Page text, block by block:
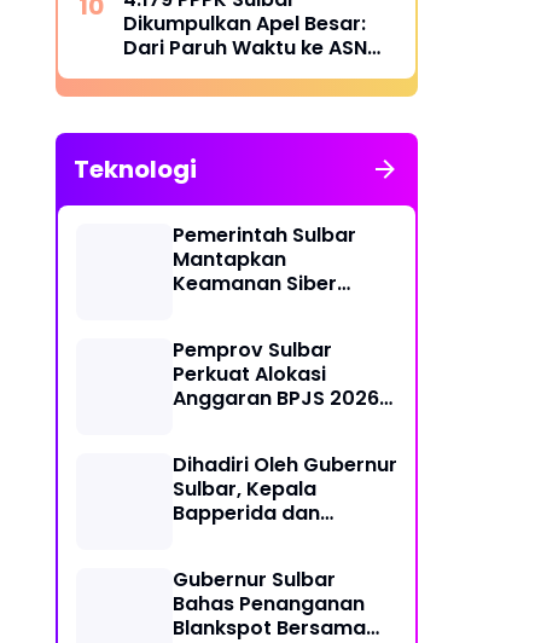
Dikumpulkan Apel Besar:
Dari Paruh Waktu ke ASN
Penuh Waktu, Kapan Pasti?
Teknologi
Pemerintah Sulbar
Mantapkan
Keamanan Siber
Enam Kabupaten
Pemprov Sulbar
Perkuat Alokasi
Anggaran BPJS 2026
Dihadiri Oleh Gubernur
Sulbar, Kepala
Bapperida dan
Titik Akses Internet
Gubernur Sulbar
Bahas Penanganan
Blankspot Bersama